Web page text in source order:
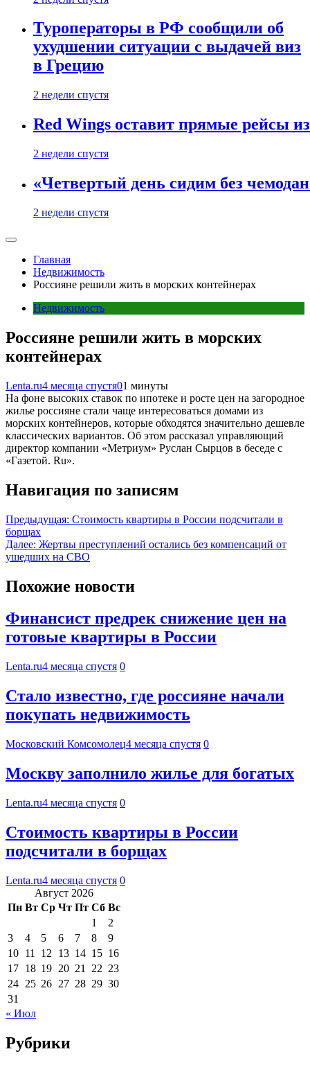
Туроператоры в РФ сообщили об
ухудшении ситуации с выдачей виз
в Грецию
2 недели спустя
Red Wings оставит прямые рейсы
2 недели спустя
«Четвертый день сидим без
2 недели спустя
Главная
Недвижимость
Россияне решили жить в морских контейнерах
Недвижимость
Россияне решили жить в морских
контейнерах
Lenta.ru4 месяца спустя01 минуты
На фоне высоких ставок по ипотеке и росте цен на загородное
жилье россияне стали чаще интересоваться домами из
морских контейнеров, которые обходятся значительно дешевле
классических вариантов. Об этом рассказал управляющий
директор компании «Метриум» Руслан Сырцов в беседе с
«Газетой. Ru».
Навигация по записям
Предыдущая: Стоимость квартиры в России подсчитали в
борщах
Далее: Жертвы преступлений остались без компенсаций от
ушедших на СВО
Похожие новости
Финансист предрек снижение цен на
готовые квартиры в России
Lenta.ru4 месяца спустя 0
Стало известно, где россияне начали
покупать недвижимость
Московский Комсомолец4 месяца спустя 0
Москву заполнило жилье для богатых
Lenta.ru4 месяца спустя 0
Стоимость квартиры в России
подсчитали в борщах
Lenta.ru4 месяца спустя 0
Август 2026
Пн Вт Ср Чт Пт Сб Вс
1
2
3
4 5 6 7 8
9
10 11 12 13 14 15 16
17 18 19 20 21 22 23
24 25 26 27 28 29 30
31
« Июл
Рубрики